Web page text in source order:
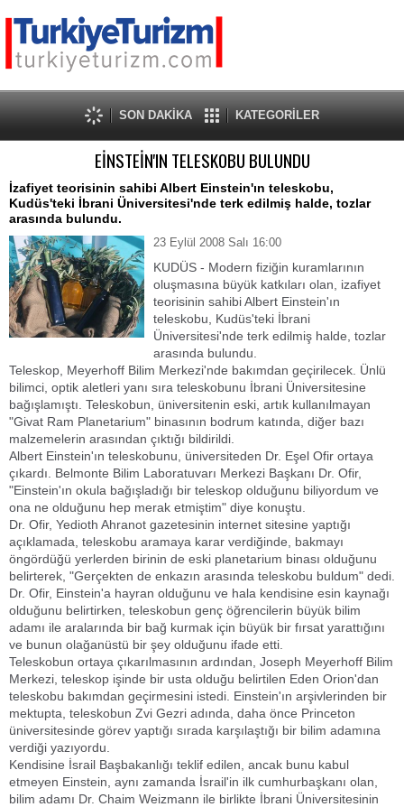
SON DAKİKA KATEGORİLER
EİNSTEİN'IN TELESKOBU BULUNDU
İzafiyet teorisinin sahibi Albert Einstein'ın teleskobu,
Kudüs'teki İbrani Üniversitesi'nde terk edilmiş halde, tozlar
arasında bulundu.
23 Eylül 2008 Salı 16:00
KUDÜS - Modern fiziğin kuramlarının
oluşmasına büyük katkıları olan, izafiyet
teorisinin sahibi Albert Einstein'ın
teleskobu, Kudüs'teki İbrani
Üniversitesi'nde terk edilmiş halde, tozlar
arasında bulundu.
Teleskop, Meyerhoff Bilim Merkezi'nde bakımdan geçirilecek. Ünlü
bilimci, optik aletleri yanı sıra teleskobunu İbrani Üniversitesine
bağışlamıştı. Teleskobun, üniversitenin eski, artık kullanılmayan
"Givat Ram Planetarium" binasının bodrum katında, diğer bazı
malzemelerin arasından çıktığı bildirildi.
Albert Einstein'ın teleskobunu, üniversiteden Dr. Eşel Ofir ortaya
çıkardı. Belmonte Bilim Laboratuvarı Merkezi Başkanı Dr. Ofir,
"Einstein'ın okula bağışladığı bir teleskop olduğunu biliyordum ve
ona ne olduğunu hep merak etmiştim" diye konuştu.
Dr. Ofir, Yedioth Ahranot gazetesinin internet sitesine yaptığı
açıklamada, teleskobu aramaya karar verdiğinde, bakmayı
öngördüğü yerlerden birinin de eski planetarium binası olduğunu
belirterek, "Gerçekten de enkazın arasında teleskobu buldum" dedi.
Dr. Ofir, Einstein'a hayran olduğunu ve hala kendisine esin kaynağı
olduğunu belirtirken, teleskobun genç öğrencilerin büyük bilim
adamı ile aralarında bir bağ kurmak için büyük bir fırsat yarattığını
ve bunun olağanüstü bir şey olduğunu ifade etti.
Teleskobun ortaya çıkarılmasının ardından, Joseph Meyerhoff Bilim
Merkezi, teleskop işinde bir usta olduğu belirtilen Eden Orion'dan
teleskobu bakımdan geçirmesini istedi. Einstein'ın arşivlerinden bir
mektupta, teleskobun Zvi Gezri adında, daha önce Princeton
üniversitesinde görev yaptığı sırada karşılaştığı bir bilim adamına
verdiği yazıyordu.
Kendisine İsrail Başbakanlığı teklif edilen, ancak bunu kabul
etmeyen Einstein, aynı zamanda İsrail'in ilk cumhurbaşkanı olan,
bilim adamı Dr. Chaim Weizmann ile birlikte İbrani Üniversitesinin